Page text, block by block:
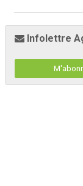
Infolettre